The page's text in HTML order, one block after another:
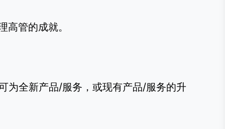
管的成就。
为全新产品/服务，或现有产品/服务的升